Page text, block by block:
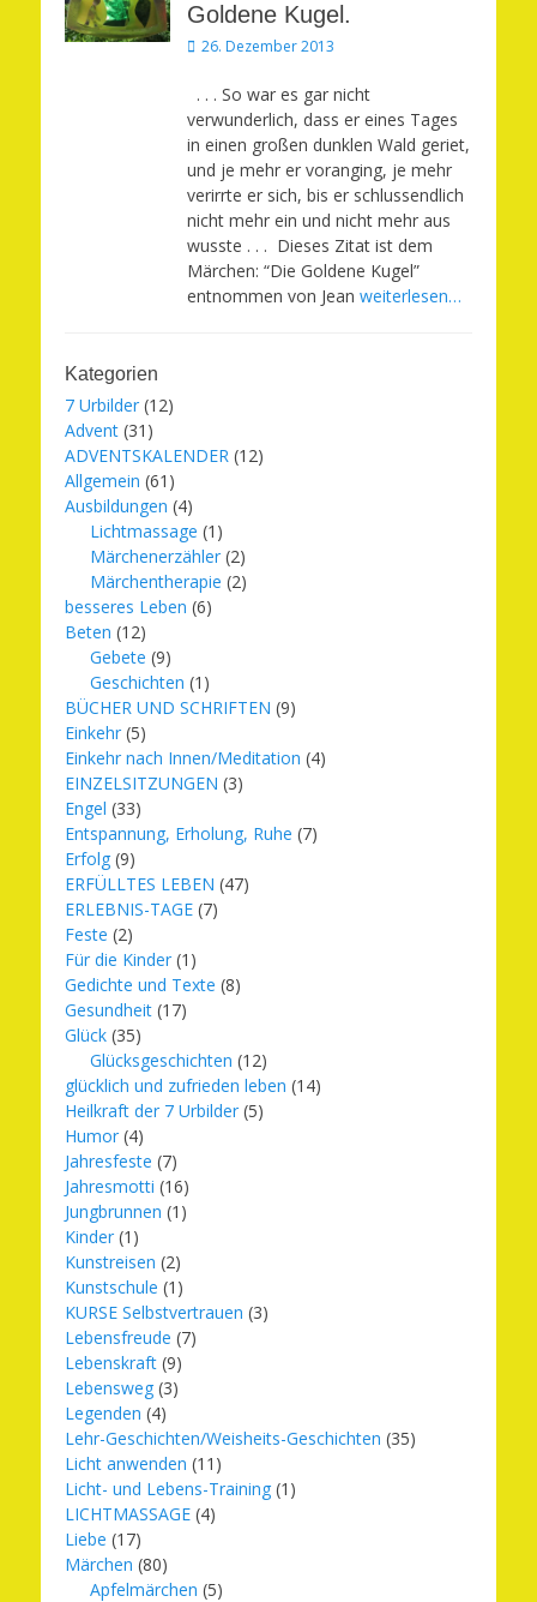
Goldene Kugel.
Veröffentlicht
26. Dezember 2013
. . . So war es gar nicht
verwunderlich, dass er eines Tages
in einen großen dunklen Wald geriet,
und je mehr er voranging, je mehr
verirrte er sich, bis er schlussendlich
nicht mehr ein und nicht mehr aus
wusste . . . Dieses Zitat ist dem
Märchen: “Die Goldene Kugel”
entnommen von Jean weiterlesen…
Kategorien
7 Urbilder (12)
Advent (31)
ADVENTSKALENDER (12)
Allgemein (61)
Ausbildungen (4)
Lichtmassage (1)
Märchenerzähler (2)
Märchentherapie (2)
besseres Leben (6)
Beten (12)
Gebete (9)
Geschichten (1)
BÜCHER UND SCHRIFTEN (9)
Einkehr (5)
Einkehr nach Innen/Meditation (4)
EINZELSITZUNGEN (3)
Engel (33)
Entspannung, Erholung, Ruhe (7)
Erfolg (9)
ERFÜLLTES LEBEN (47)
ERLEBNIS-TAGE (7)
Feste (2)
Für die Kinder (1)
Gedichte und Texte (8)
Gesundheit (17)
Glück (35)
Glücksgeschichten (12)
glücklich und zufrieden leben (14)
Heilkraft der 7 Urbilder (5)
Humor (4)
Jahresfeste (7)
Jahresmotti (16)
Jungbrunnen (1)
Kinder (1)
Kunstreisen (2)
Kunstschule (1)
KURSE Selbstvertrauen (3)
Lebensfreude (7)
Lebenskraft (9)
Lebensweg (3)
Legenden (4)
Lehr-Geschichten/Weisheits-Geschichten (35)
Licht anwenden (11)
Licht- und Lebens-Training (1)
LICHTMASSAGE (4)
Liebe (17)
Märchen (80)
Apfelmärchen (5)